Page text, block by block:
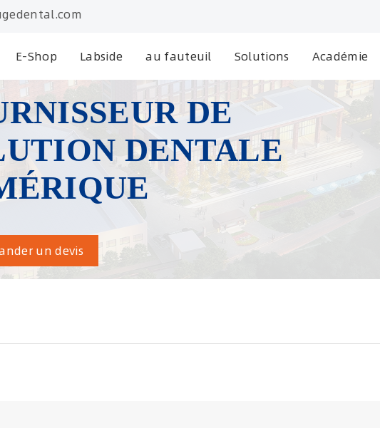
E-Shop Labside au fauteuil Solutions Académie
DE
DENTALE
un devis